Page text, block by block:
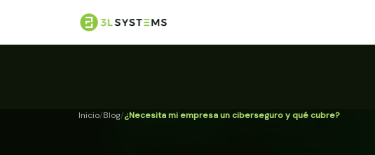
Inicio Blog ¿Necesita mi empresa un ciberseguro y qué cubre?